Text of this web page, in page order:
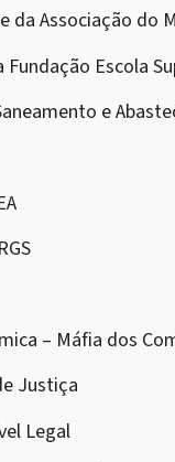
da Associação do
Escola
e
– Máfia dos
Justiça
Legal